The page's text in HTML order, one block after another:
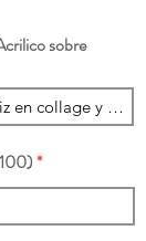
sobre